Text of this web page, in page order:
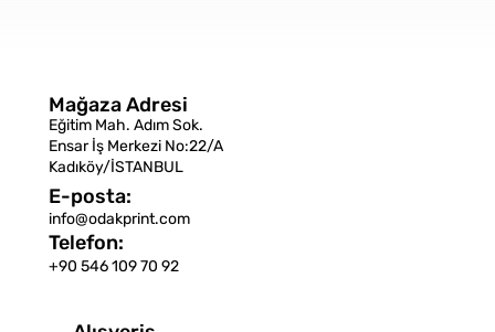
Mağaza Adresi
Eğitim Mah. Adım Sok.
Ensar İş Merkezi No:22/A
Kadıköy/İSTANBUL
E-posta:
info@odakprint.com
Telefon:
+90 546 109 70 92